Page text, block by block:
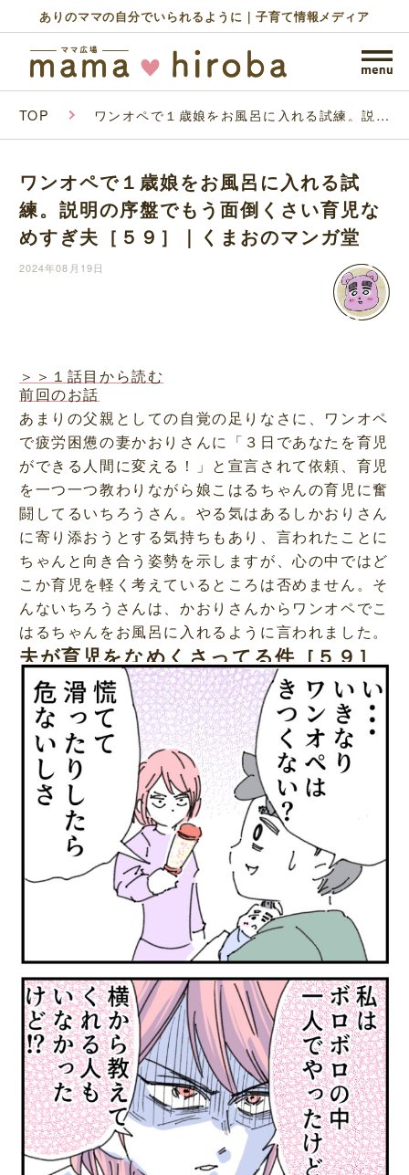
ありのママの自分でいられるように｜子育て情報メディア
TOP ワンオペで１歳娘をお風呂に入れる試練。説明
９］｜くまおのマンガ堂
ワンオペで１歳娘をお風呂に入れる試
練。説明の序盤でもう面倒くさい育児な
めすぎ夫［５９］｜くまおのマンガ堂
2024年08月19日
＞＞１話目から読む
前回のお話
あまりの父親としての自覚の足りなさに、ワンオペ
で疲労困憊の妻かおりさんに「３日であなたを育児
ができる人間に変える！」と宣言されて依頼、育児
を一つ一つ教わりながら娘こはるちゃんの育児に奮
闘してるいちろうさん。やる気はあるしかおりさん
に寄り添おうとする気持ちもあり、言われたことに
ちゃんと向き合う姿勢を示しますが、心の中ではど
こか育児を軽く考えているところは否めません。そ
んないちろうさんは、かおりさんからワンオペでこ
はるちゃんをお風呂に入れるように言われました。
夫が育児をなめくさってる件［５９］